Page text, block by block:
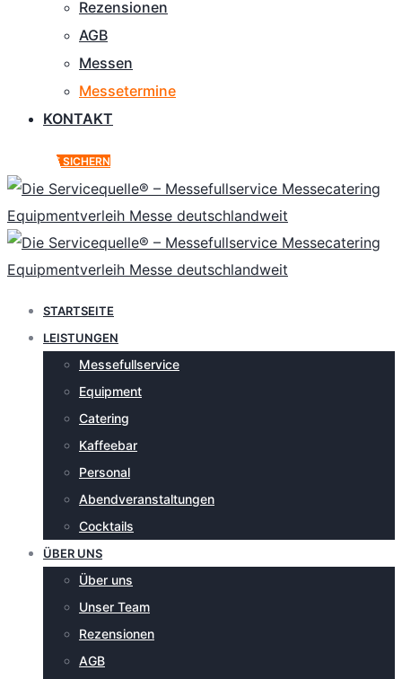
Rezensionen
AGB
Messen
Messetermine
KONTAKT
ANGEBOT SICHERN
STARTSEITE
LEISTUNGEN
Messefullservice
Equipment
Catering
Kaffeebar
Personal
Abendveranstaltungen
Cocktails
ÜBER UNS
Über uns
Unser Team
Rezensionen
AGB